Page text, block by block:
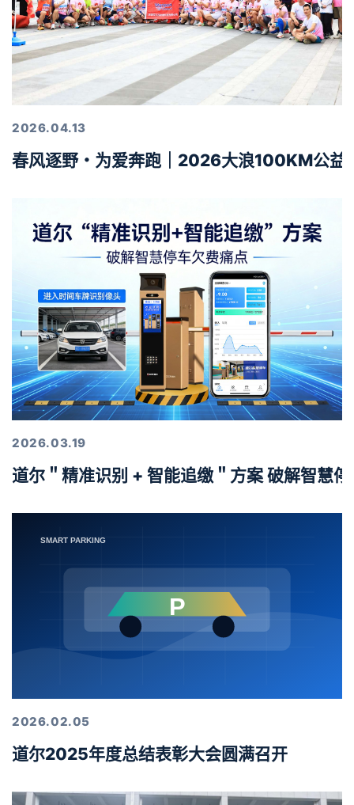
2026.04.13
春风逐野・为爱奔跑｜2026大浪100KM公益
2026.03.19
道尔＂精准识别 + 智能追缴＂方案 破解智慧
2026.02.05
道尔2025年度总结表彰大会圆满召开